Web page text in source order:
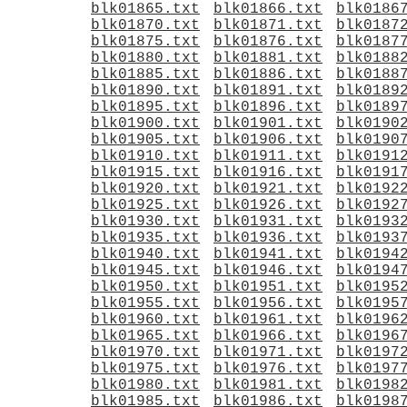
blk01865.txt
blk01866.txt
blk01870.txt
blk01871.txt
blk01875.txt
blk01876.txt
blk01880.txt
blk01881.txt
blk01885.txt
blk01886.txt
blk01890.txt
blk01891.txt
blk01895.txt
blk01896.txt
blk01900.txt
blk01901.txt
blk01905.txt
blk01906.txt
blk01910.txt
blk01911.txt
blk01915.txt
blk01916.txt
blk01920.txt
blk01921.txt
blk01925.txt
blk01926.txt
blk01930.txt
blk01931.txt
blk01935.txt
blk01936.txt
blk01940.txt
blk01941.txt
blk01945.txt
blk01946.txt
blk01950.txt
blk01951.txt
blk01955.txt
blk01956.txt
blk01960.txt
blk01961.txt
blk01965.txt
blk01966.txt
blk01970.txt
blk01971.txt
blk01975.txt
blk01976.txt
blk01980.txt
blk01981.txt
blk01985.txt
blk01986.txt